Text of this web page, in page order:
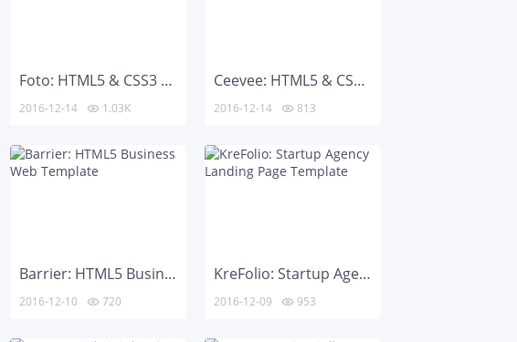
Foto: HTML5 & CSS3 Portfolio Template
2016-12-14  1.03K
Ceevee: HTML5 & CSS3 Portfolio Template
2016-12-14  813
Barrier: HTML5 Business Web Template
2016-12-10  720
KreFolio: Startup Agency Landing Page Template
2016-12-09  953